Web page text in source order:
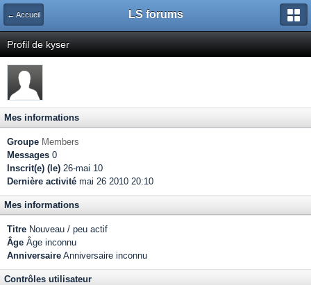
← Accueil LS forums
Profil de kyser
Mes informations
Groupe Members
Messages 0
Inscrit(e) (le) 26-mai 10
Dernière activité mai 26 2010 20:10
Mes informations
Titre Nouveau / peu actif
Âge Âge inconnu
Anniversaire Anniversaire inconnu
Contrôles utilisateur